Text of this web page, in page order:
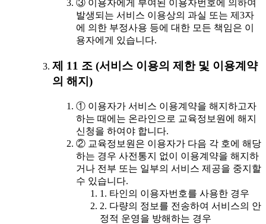
③ 이용자에게 부여된 이용자번호에 의하여
발생되는 서비스 이용상의 과실 또는 제3자
에 의한 부정사용 등에 대한 모든 책임은 이
용자에게 있습니다.
제 11 조 (서비스 이용의 제한 및 이용계약
의 해지)
① 이용자가 서비스 이용계약을 해지하고자
하는 때에는 온라인으로 교육정보원에 해지
신청을 하여야 합니다.
② 교육정보원은 이용자가 다음 각 호에 해당
하는 경우 사전통지 없이 이용계약을 해지하
거나 전부 또는 일부의 서비스 제공을 중지할
수 있습니다.
1. 타인의 이용자번호를 사용한 경우
2. 다량의 정보를 전송하여 서비스의 안
정적 운영을 방해하는 경우